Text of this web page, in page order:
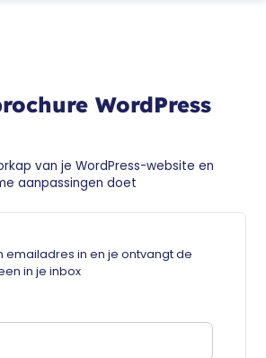
WordPress
van je WordPress-website en
aanpassingen doet
emailadres in en je ontvangt de
in je inbox